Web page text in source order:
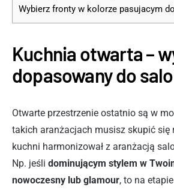
Wybierz fronty w kolorze pasujacym
Kuchnia otwarta –
dopasowany do
Otwarte przestrzenie ostatnio są w
takich aranżacjach musisz skupić się
kuchni harmonizował z aranżacją
Np. jeśli dominującym stylem w
nowoczesny lub glamour, to na